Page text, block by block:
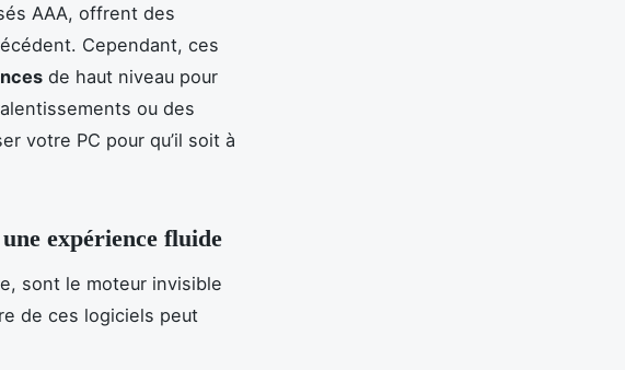
AAA, offrent des
Cependant, ces
de haut niveau pour
ou des
votre PC pour qu’il soit à
expérience fluide
sont le moteur invisible
de ces logiciels peut